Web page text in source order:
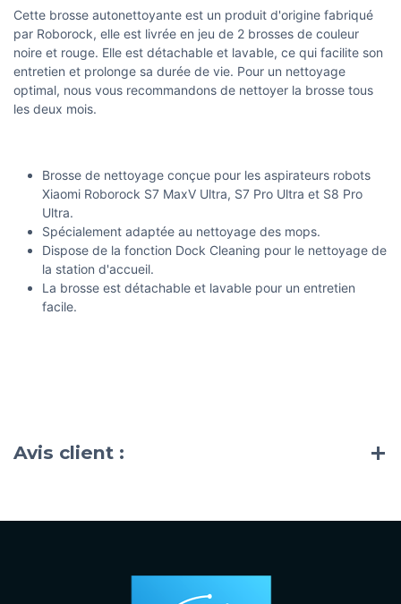
Cette brosse autonettoyante est un produit d'origine fabriqué
par Roborock, elle est livrée en jeu de 2 brosses de couleur
noire et rouge. Elle est détachable et lavable, ce qui facilite son
entretien et prolonge sa durée de vie. Pour un nettoyage
optimal, nous vous recommandons de nettoyer la brosse tous
les deux mois.
Brosse de nettoyage conçue pour les aspirateurs robots
Xiaomi Roborock S7 MaxV Ultra, S7 Pro Ultra et S8 Pro
Ultra.
Spécialement adaptée au nettoyage des mops.
Dispose de la fonction Dock Cleaning pour le nettoyage de
la station d'accueil.
La brosse est détachable et lavable pour un entretien
facile.
Avis client :